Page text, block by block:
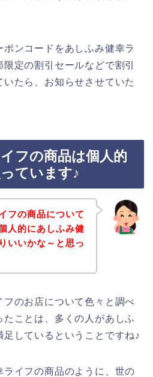
ンコードをあしふみ健幸ラ
定の割引セールなどで割引
たら、お知らせさせていた
フの商品は個人的
ています♪
フの商品について
人的にあしふみ健
いいかな～と思っ
のお店について色々と調べ
たことは、多くの人があしふ
しているということですね♪
イフの商品のように、世の